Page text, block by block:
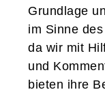
Grundlage
im Sinne
da wir mit
und
bieten ihre